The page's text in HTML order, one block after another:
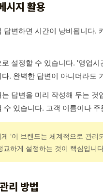
시지 활용
답변하면 시간이 낭비됩니다.
설정할 수 있습니다. '영업
. 완벽한 답변이 아니더라도
답변을 미리 작성해 두는
수 있습니다. 고객 이름이나
'이 브랜드는 체계적으로 관
교하게 설정하는 것이 핵심입니
리 방법